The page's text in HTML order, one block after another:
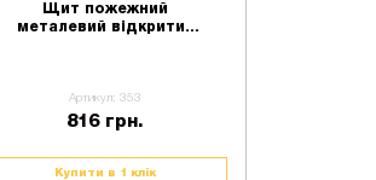
Щит пожежний
металевий відкритий
Артикул: 353
816 грн.
Купити в 1 клік